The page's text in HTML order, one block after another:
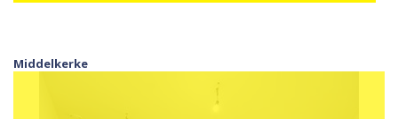
Middelkerke